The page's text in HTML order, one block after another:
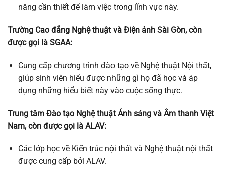
năng cần thiết để làm việc trong lĩnh vực này.
Trường Cao đẳng Nghệ thuật và Điện ảnh Sài Gòn, còn
được gọi là SGAA:
Cung cấp chương trình đào tạo về Nghệ thuật Nội thất,
giúp sinh viên hiểu được những gì họ đã học và áp
dụng những hiểu biết này vào cuộc sống thực.
Trung tâm Đào tạo Nghệ thuật Ánh sáng và Âm thanh Việt
Nam, còn được gọi là ALAV:
Các lớp học về Kiến trúc nội thất và Nghệ thuật nội thất
được cung cấp bởi ALAV.